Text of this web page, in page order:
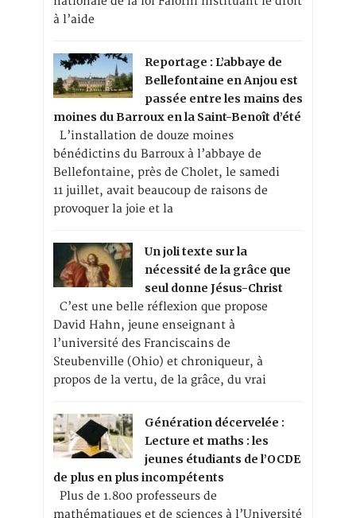
à l’aide
Reportage : L’abbaye de
Bellefontaine en Anjou est
passée entre les mains des
moines du Barroux en la Saint-Benoît d’été
L’installation de douze moines
bénédictins du Barroux à l’abbaye de
Bellefontaine, près de Cholet, le samedi
11 juillet, avait beaucoup de raisons de
provoquer la joie et la
Un joli texte sur la
nécessité de la grâce que
seul donne Jésus-Christ
C’est une belle réflexion que propose
David Hahn, jeune enseignant à
l’université des Franciscains de
Steubenville (Ohio) et chroniqueur, à
propos de la vertu, de la grâce, du vrai
Génération décervelée :
Lecture et maths : les
jeunes étudiants de l’OCDE
de plus en plus incompétents
Plus de 1.800 professeurs de
mathématiques et de sciences à l’Université